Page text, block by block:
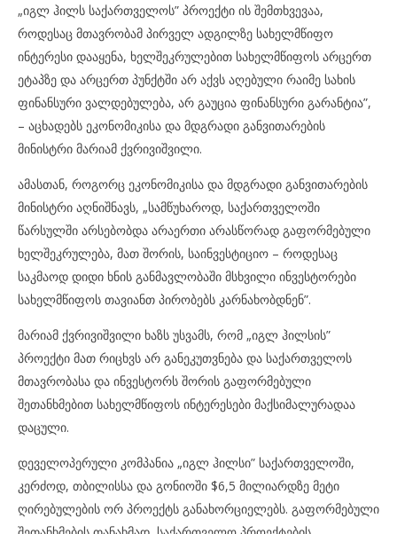
„იგლ ჰილს საქართველოს” პროექტი ის შემთხვევაა,
როდესაც მთავრობამ პირველ ადგილზე სახელმწიფო
ინტერესი დააყენა, ხელშეკრულებით სახელმწიფოს არცერთ
ეტაპზე და არცერთ პუნქტში არ აქვს აღებული რაიმე სახის
ფინანსური ვალდებულება, არ გაუცია ფინანსური გარანტია”,
– აცხადებს ეკონომიკისა და მდგრადი განვითარების
მინისტრი მარიამ ქვრივიშვილი.
ამასთან, როგორც ეკონომიკისა და მდგრადი განვითარების
მინისტრი აღნიშნავს, „სამწუხაროდ, საქართველოში
წარსულში არსებობდა არაერთი არასწორად გაფორმებული
ხელშეკრულება, მათ შორის, საინვესტიციო – როდესაც
საკმაოდ დიდი ხნის განმავლობაში მსხვილი ინვესტორები
სახელმწიფოს თავიანთ პირობებს კარნახობდნენ”.
მარიამ ქვრივიშვილი ხაზს უსვამს, რომ „იგლ ჰილსის”
პროექტი მათ რიცხვს არ განეკუთვნება და საქართველოს
მთავრობასა და ინვესტორს შორის გაფორმებული
შეთანხმებით სახელმწიფოს ინტერესები მაქსიმალურადაა
დაცული.
დეველოპერული კომპანია „იგლ ჰილსი” საქართველოში,
კერძოდ, თბილისსა და გონიოში $6,5 მილიარდზე მეტი
ღირებულების ორ პროექტს განახორციელებს. გაფორმებული